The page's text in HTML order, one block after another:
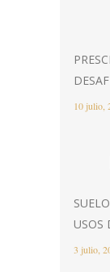
10 julio,
USOS
3 julio,